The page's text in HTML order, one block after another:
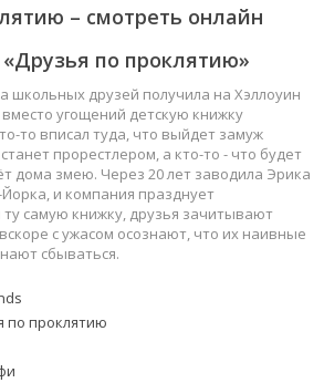
– смотреть онлайн
по проклятию»
школьных друзей получила на Хэллоуин
угощений детскую книжку
то вписал туда, что выйдет замуж
прорестлером, а кто-то - что будет
дома змею. Через 20 лет заводила Эрика
и компания празднует
самую книжку, друзья зачитывают
с ужасом осознают, что их наивные
сбываться.
по проклятию